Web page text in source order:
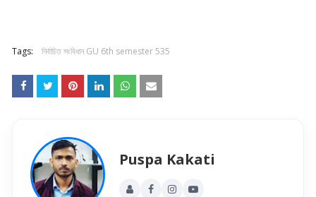
Tags: নিৰ্বাচিত সংবিধান GU 6th semester 535
Puspa Kakati